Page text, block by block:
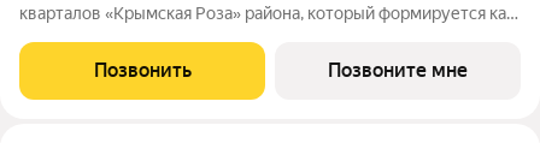
кварталов «Крымская Роза» района, который формируется как
«Сфера» состоит из восьми домов высотой в 8 и 9 этажей.
Выбор для тех, кто смотрит
Позвонить Позвоните мне